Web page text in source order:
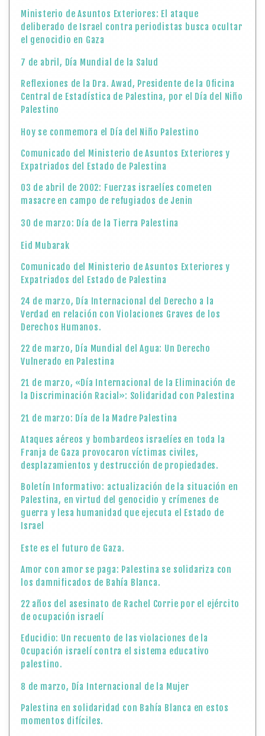
Ministerio de Asuntos Exteriores: El ataque
deliberado de Israel contra periodistas busca ocultar
el genocidio en Gaza
7 de abril, Día Mundial de la Salud
Reflexiones de la Dra. Awad, Presidente de la Oficina
Central de Estadística de Palestina, por el Día del Niño
Palestino
Hoy se conmemora el Día del Niño Palestino
Comunicado del Ministerio de Asuntos Exteriores y
Expatriados del Estado de Palestina
03 de abril de 2002: Fuerzas israelíes cometen
masacre en campo de refugiados de Jenin
30 de marzo: Día de la Tierra Palestina
Eid Mubarak
Comunicado del Ministerio de Asuntos Exteriores y
Expatriados del Estado de Palestina
24 de marzo, Día Internacional del Derecho a la
Verdad en relación con Violaciones Graves de los
Derechos Humanos.
22 de marzo, Día Mundial del Agua: Un Derecho
Vulnerado en Palestina
21 de marzo, «Día Internacional de la Eliminación de
la Discriminación Racial»: Solidaridad con Palestina
21 de marzo: Día de la Madre Palestina
Ataques aéreos y bombardeos israelíes en toda la
Franja de Gaza provocaron víctimas civiles,
desplazamientos y destrucción de propiedades.
Boletín Informativo: actualización de la situación en
Palestina, en virtud del genocidio y crímenes de
guerra y lesa humanidad que ejecuta el Estado de
Israel
Este es el futuro de Gaza.
Amor con amor se paga: Palestina se solidariza con
los damnificados de Bahía Blanca.
22 años del asesinato de Rachel Corrie por el ejército
de ocupación israelí
Educidio: Un recuento de las violaciones de la
Ocupación israelí contra el sistema educativo
palestino.
8 de marzo, Día Internacional de la Mujer
Palestina en solidaridad con Bahía Blanca en estos
momentos difíciles.